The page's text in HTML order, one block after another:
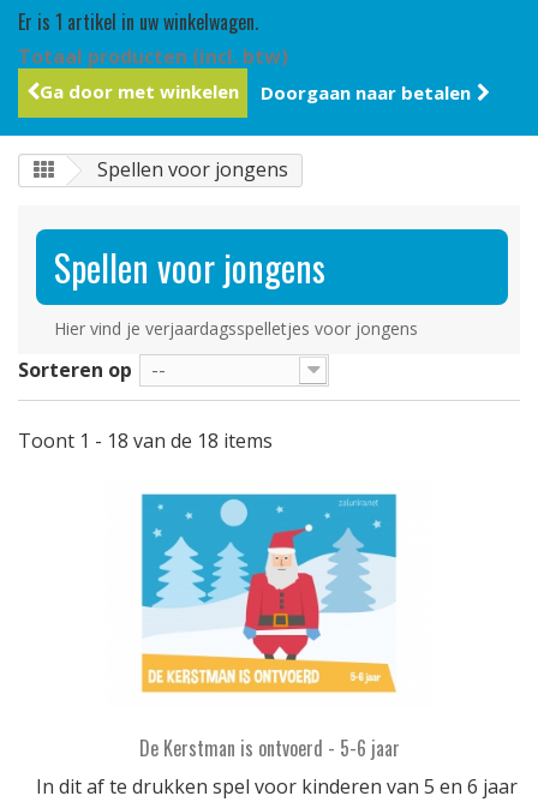
Er is 1 artikel in uw winkelwagen.
Totaal producten (incl. btw)
Ga door met winkelen Doorgaan naar betalen
Spellen voor jongens
Spellen voor jongens
Hier vind je verjaardagsspelletjes voor jongens
Sorteren op --
Toont 1 - 18 van de 18 items
De Kerstman is ontvoerd - 5-6 jaar
In dit af te drukken spel voor kinderen van 5 en 6 jaar